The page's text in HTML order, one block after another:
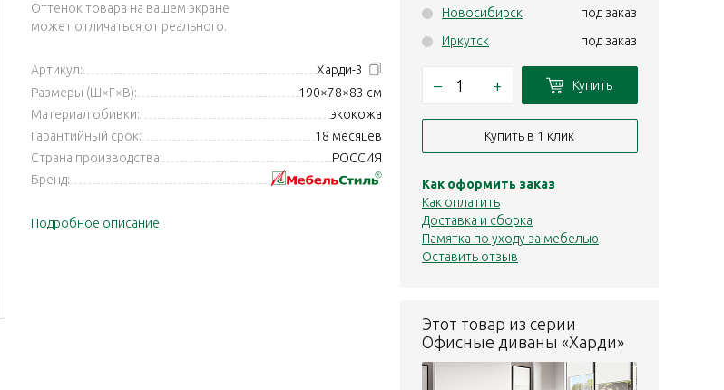
Оттенок товара на вашем экране
может отличаться от реального.
Артикул:
Харди-3
Размеры (Ш×Г×В):
190×78×83 см
Материал обивки:
экокожа
Гарантийный срок:
18 месяцев
Страна производства:
РОССИЯ
Бренд:
Подробное описание
Новосибирск
под заказ
Иркутск
под заказ
– + Купить
Купить в 1 клик
Как оформить заказ
Как оплатить
Доставка и сборка
Памятка по уходу за мебелью
Оставить отзыв
Этот товар из серии
Офисные диваны «Харди»